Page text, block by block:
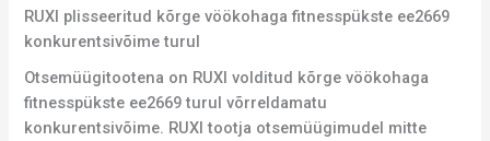
RUXI plisseeritud kõrge vöökohaga fitnesspükste ee2669
konkurentsivõime turul
Otsemüügitootena on RUXI volditud kõrge vöökohaga
fitnesspükste ee2669 turul võrreldamatu
konkurentsivõime. RUXI tootja otsemüügimudel mitte